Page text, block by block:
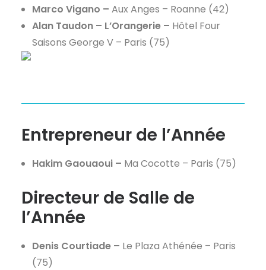
Marco Vigano – Aux Anges – Roanne (42)
Alan Taudon – L’Orangerie – Hôtel Four
Saisons George V – Paris (75)
Entrepreneur de l’Année
Hakim Gaouaoui – Ma Cocotte – Paris (75)
Directeur de Salle de
l’Année
Denis Courtiade – Le Plaza Athénée – Paris
(75)